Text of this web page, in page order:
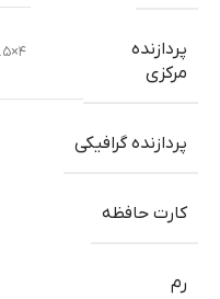
پردازنده
مرکزی
پردازنده گرافیکی
کارت حافظه
رم